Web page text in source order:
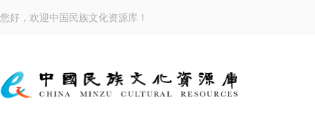
您好，欢迎中国民族文化资源库！